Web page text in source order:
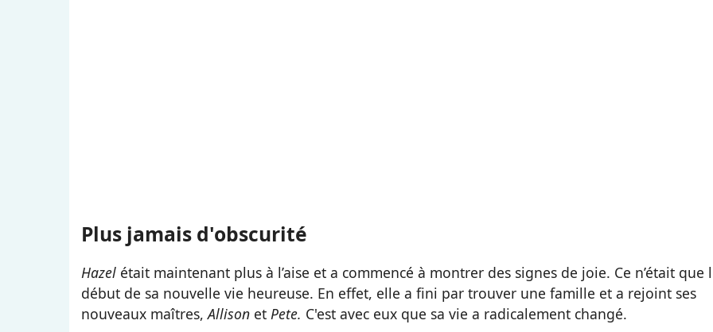
Plus jamais d'obscurité
Hazel était maintenant plus à l’aise et a commencé à montrer des signes de joie. Ce n’était que
début de sa nouvelle vie heureuse. En effet, elle a fini par trouver une famille et a rejoint ses
nouveaux maîtres,Allison et Pete. C'est avec eux que sa vie a radicalement changé.